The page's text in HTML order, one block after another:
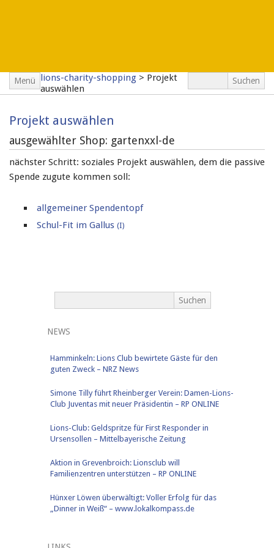
Menü lions-charity-shopping > Projekt
auswählen
Projekt auswählen
ausgewählter Shop: gartenxxl-de
nächster Schritt: soziales Projekt auswählen, dem die passive
Spende zugute kommen soll:
allgemeiner Spendentopf
Schul-Fit im Gallus (I)
NEWS
Hamminkeln: Lions Club bewirtete Gäste für den
guten Zweck – NRZ News
Simone Tilly führt Rheinberger Verein: Damen-Lions-
Club Juventas mit neuer Präsidentin – RP ONLINE
Lions-Club: Geldspritze für First Responder in
Ursensollen – Mittelbayerische Zeitung
Aktion in Grevenbroich: Lionsclub will
Familienzentren unterstützen​ – RP ONLINE
Hünxer Löwen überwältigt: Voller Erfolg für das
„Dinner in Weiß“ – www.lokalkompass.de